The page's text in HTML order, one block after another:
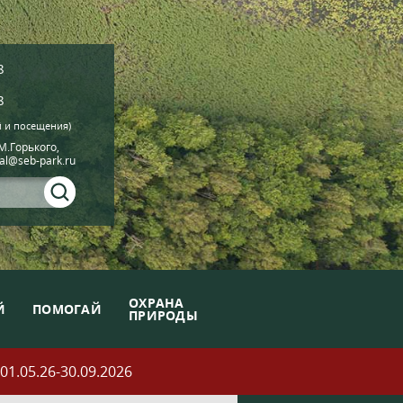
и посещения)
park.ru
ПОМОГАЙ ОХРАНА
ПРИРОДЫ
30.09.2026